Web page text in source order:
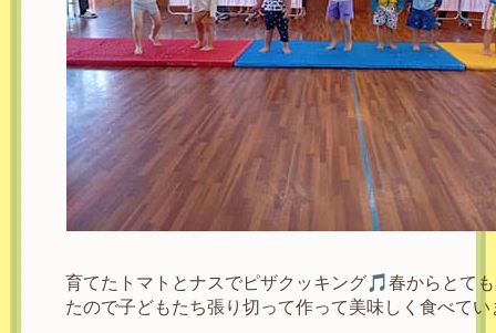
育てたトマトとナスでピザクッキング🎵春からとて
たので子どもたち張り切って作って美味しく食べて